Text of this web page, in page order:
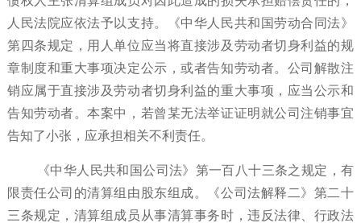
人民法院应依法予以支持。《中华人民共和国劳动合同法》
第四条规定，用人单位应当将直接涉及劳动者切身利益的规
章制度和重大事项决定公示，或者告知劳动者。公司解散注
销应属于直接涉及劳动者切身利益的重大事项，应当公示和
告知劳动者。本案中，若曾某无法举证证明就公司注销事宜
告知了小张，应承担相关不利责任。
《中华人民共和国公司法》第一百八十三条之规定，有
限责任公司的清算组由股东组成。《公司法解释二》第二十
三条规定，清算组成员从事清算事务时，违反法律、行政法